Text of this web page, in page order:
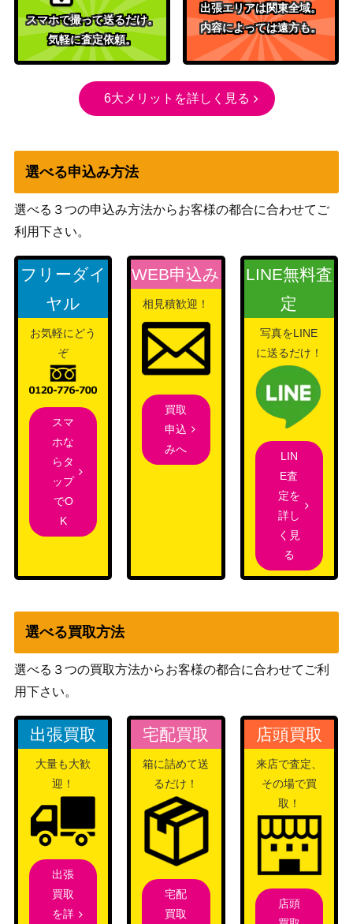
スマホで撮って送るだけ。
気軽に査定依頼。
出張エリアは関東全域。
内容によっては遠方も。
6大メリットを詳しく見る
選べる申込み方法
選べる３つの申込み方法からお客様の都合に合わせてご
利用下さい。
フリーダイ
ヤル
お気軽にどう
ぞ
スマ
ホな
らタ
ップ
でO
K
WEB申込み
相見積歓迎！
買取
申込
みへ
LINE無料査
定
写真をLINE
に送るだけ！
LIN
E査
定を
詳し
く見
る
選べる買取方法
選べる３つの買取方法からお客様の都合に合わせてご利
用下さい。
出張買取
大量も大歓
迎！
出張
買取
を詳
宅配買取
箱に詰めて送
るだけ！
宅配
買取
店頭買取
来店で査定、
その場で買
取！
店頭